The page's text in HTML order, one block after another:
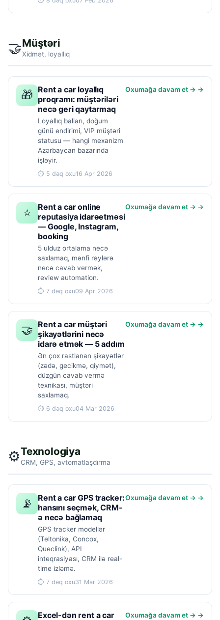
🤝Müştəri
Xidmət, loyallıq
🎁 Rent a car loyallıq
proqramı: müştəriləri
necə geri qaytarmaq
Loyallıq balları, doğum
günü endirimi, VIP müştəri
statusu — hangi mexanizm
Azərbaycan bazarında
işləyir.
⏱ 5 dəq oxu16 Apr 2026
Oxumağa davam et → →
⭐
Rent a car online
reputasiya idarəetməsi
— Google, Instagram,
booking
5 ulduz ortalama necə
saxlamaq, mənfi rəylərə
necə cavab vermək,
review automation.
⏱ 7 dəq oxu09 Apr 2026
Oxumağa davam et → →
🤝 Rent a car müştəri
şikayətlərini necə
idarə etmək — 5 addım
Ən çox rastlanan şikayətlər
(zədə, gecikmə, qiymət),
düzgün cavab vermə
texnikası, müştəri
saxlamaq.
⏱ 6 dəq oxu04 Mar 2026
Oxumağa davam et → →
⚙️Texnologiya
CRM, GPS, avtomatlaşdırma
📡
Rent a car GPS tracker:
hansını seçmək, CRM-
ə necə bağlamaq
GPS tracker modellər
(Teltonika, Concox,
Queclink), API
inteqrasiyası, CRM ilə real-
time izləmə.
⏱ 7 dəq oxu31 Mar 2026
Oxumağa davam et → →
Excel-dən rent a car
Oxumağa davam et → →